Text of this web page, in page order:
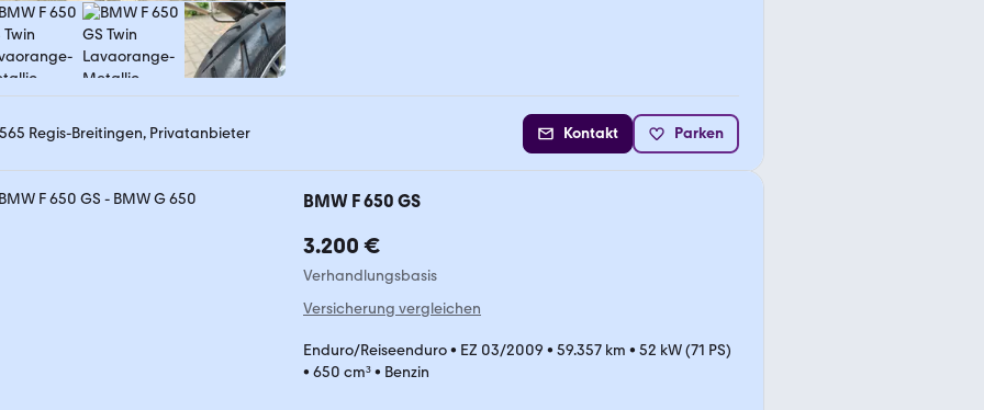
Regis-Breitingen, Privatanbieter Kontakt Parken
BMW F 650 GS
3.200 €
Verhandlungsbasis
Versicherung vergleichen
Enduro/Reiseenduro• EZ 03/2009 • 59.357 km • 52 kW (71 PS)
• 650 cm³• Benzin